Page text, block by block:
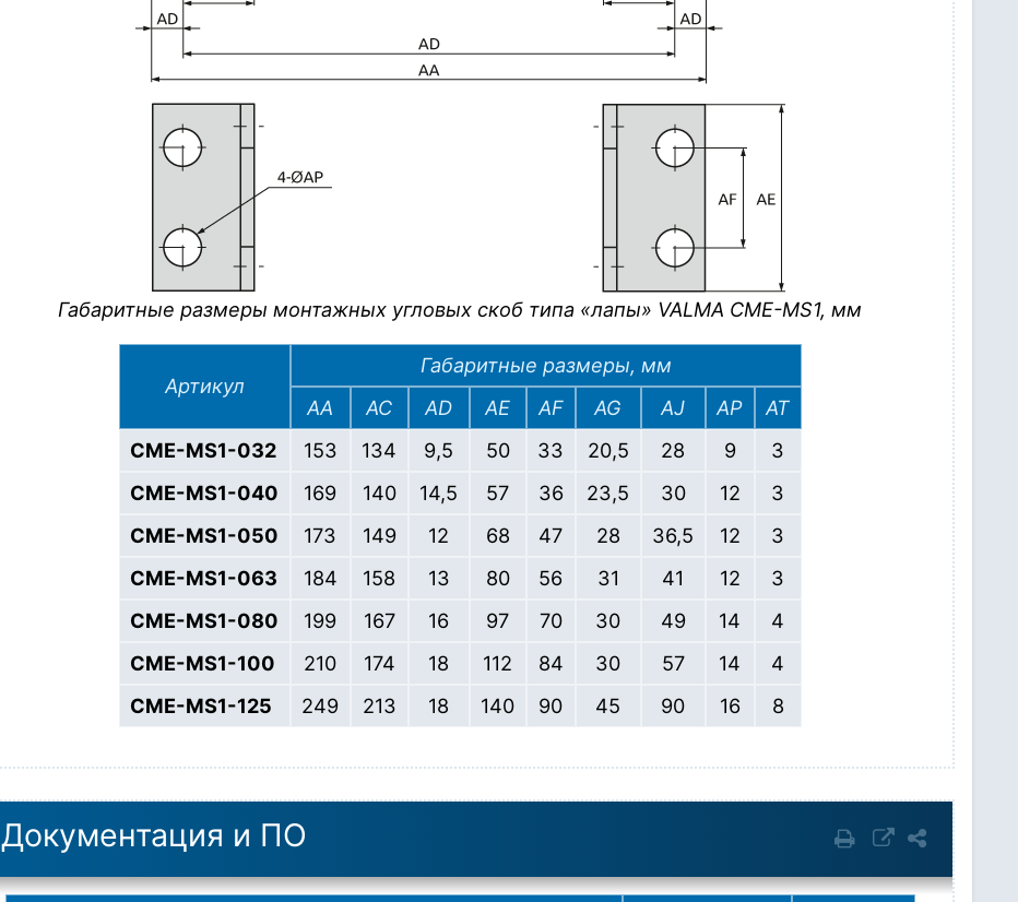
Габаритные размеры монтажных угловых скоб типа «лапы» VALMA CME-MS1, мм
Артикул
Габаритные размеры, мм
AA
AC AD AE AF AG AJ AP
AT
CME-MS1-032
153 134 9,5 50 33 20,5 28 9
3
CME-MS1-040
169 140 14,5 57 36 23,5 30 12
3
CME-MS1-050
173 149 12 68 47 28 36,5 12
3
CME-MS1-063
184 158 13 80 56 31 41 12
3
CME-MS1-080
199 167 16 97 70 30 49 14
4
CME-MS1-100
210 174 18 112 84 30 57 14
4
CME-MS1-125
249 213 18 140 90 45 90 16 8
Документация и ПО